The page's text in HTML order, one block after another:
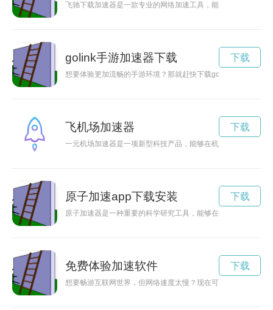
飞驰下载加速器是一款专业的网络加速工具，能够有效提升下
golink手游加速器下载
想要体验更加流畅的手游环境？那就赶快下载golink手游加速
下载
飞机场加速器
一元机场加速器是一项新型科技产品，能够在机场里加速运输，
下载
原子加速app下载安装
原子加速器是一种重要的科学研究工具，能够在核物理领域发
下载
免费体验加速软件
想要畅游互联网世界，但网络速度太慢？现在可以免费体验加
下载